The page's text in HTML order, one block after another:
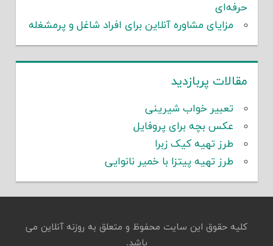
حرفه‌ای
مزایای مشاوره آنلاین برای افراد شاغل و پرمشغله
مقالات پربازدید
تعبیر خواب شیرینی
عکس بچه برای پروفایل
طرز تهیه کیک زبرا
طرز تهیه پیتزا با خمیر نانوایی
کلیه حقوق این سایت محفوظ و متعلق به روزنه آنلاین می
باشد.